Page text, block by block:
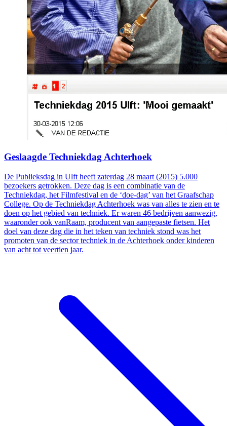
Geslaagde Techniekdag Achterhoek
De Publieksdag in Ulft heeft zaterdag 28 maart (2015) 5.000
bezoekers getrokken. Deze dag is een combinatie van de
Techniekdag, het Filmfestival en de ‘doe-dag’ van het Graafschap
College. Op de Techniekdag Achterhoek was van alles te zien en te
doen op het gebied van techniek. Er waren 46 bedrijven aanwezig,
waaronder ook vanRaam, producent van aangepaste fietsen. Het
doel van deze dag die in het teken van techniek stond was het
promoten van de sector techniek in de Achterhoek onder kinderen
van acht tot veertien jaar.